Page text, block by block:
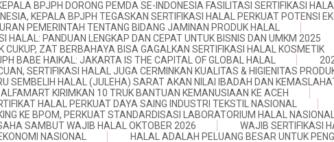
BPJPH DORONG PEMDA SE-INDONESIA FASILITASI SERTIFIKASI
KEPALA BPJPH TEGASKAN SERTIFIKASI HALAL PERKUAT POTENSI
PEMERINTAH TENTANG BIDANG JAMINAN PRODUK HALAL
HALAL: PANDUAN LENGKAP DAN CEPAT UNTUK BISNIS DAN UMKM 2025
CUKUP, ZAT BERBAHAYA BISA GAGALKAN SERTIFIKASI HALAL KOSMETIK
BABE HAIKAL: JAKARTA IS THE CAPITAL OF GLOBAL HALAL
SERTIFIKASI HALAL JUGA CERMINKAN KUALITAS & HIGIENITAS
SEMBELIH HALAL (JULEHA) SARAT AKAN NILAI IBADAH DAN
KIRIMKAN 10 TRUK BANTUAN KEMANUSIAAN KE ACEH
HALAL PERKUAT DAYA SAING INDUSTRI TEKSTIL NASIONAL
KE BPOM, PERKUAT STANDARDISASI LABORATORIUM HALAL NASIONAL
SAMBUT WAJIB HALAL OKTOBER 2026
WAJIB SERTIFIKASI
NASIONAL
HALAL ADALAH PELUANG BESAR UNTUK